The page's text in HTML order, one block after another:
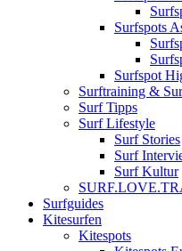
Surfspots
Surfspot
Surftraining &
Surf Tipps
Surf Lifestyle
Surf Stories
Surf
Surf Kultur
Surfguides
Kitesurfen
Kitespots